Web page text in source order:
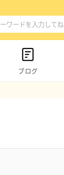
ブログ